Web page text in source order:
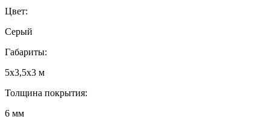
Цвет:
Серый
Габариты:
5х3,5х3 м
Толщина покрытия:
6 мм